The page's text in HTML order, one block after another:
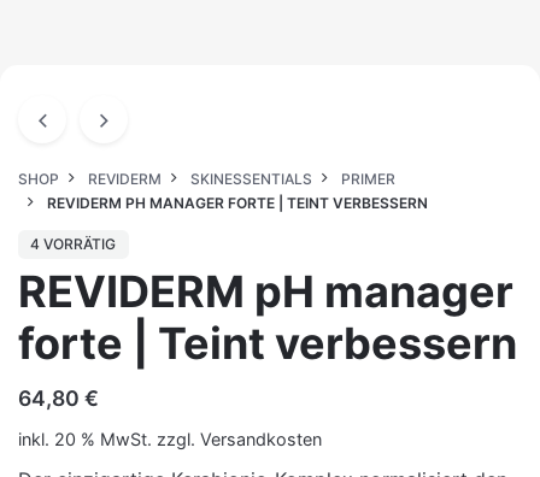
SHOP REVIDERM SKINESSENTIALS
PRIMER
REVIDERM PH MANAGER FORTE | TEINT VERBESSERN
4 VORRÄTIG
REVIDERM pH manager
forte | Teint verbessern
64,80 €
inkl. 20 % MwSt. zzgl. Versandkosten